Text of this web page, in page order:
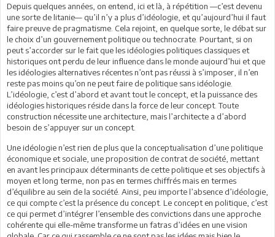
Depuis quelques années, on entend, ici et là, à répétition —c’est devenu
une sorte de litanie— qu’il n’y a plus d’idéologie, et qu’aujourd’hui il faut
faire preuve de pragmatisme. Cela rejoint, en quelque sorte, le débat sur
le choix d’un gouvernement politique ou technocrate. Pourtant, si on
peut s’accorder sur le fait que les idéologies politiques classiques et
historiques ont perdu de leur influence dans le monde aujourd’hui et que
les idéologies alternatives récentes n’ont pas réussi à s’imposer, il n’en
reste pas moins qu’on ne peut faire de politique sans idéologie.
L’idéologie, c’est d’abord et avant tout le concept, et la puissance des
idéologies historiques réside dans la force de leur concept. Toute
construction nécessite une architecture, mais l’architecte a d’abord
besoin de s’appuyer sur un concept.
Une idéologie n’est rien de plus que la conceptualisation d’une politique
économique et sociale, une proposition de contrat de société, mettant
en avant les principaux déterminants de cette politique et ses objectifs à
moyen et long terme, non pas en termes chiffrés mais en termes
d’équilibre au sein de la société. Ainsi, peu importe l’absence d’idéologie,
ce qui compte c’est la présence du concept. Le concept en politique, c’est
ce qui permet d’intégrer l’ensemble des convictions dans une approche
cohérente qui elle-même transforme un fatras d’idées en une vision